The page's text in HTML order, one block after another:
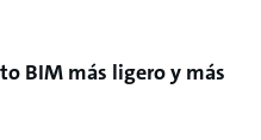
BIM más ligero y más